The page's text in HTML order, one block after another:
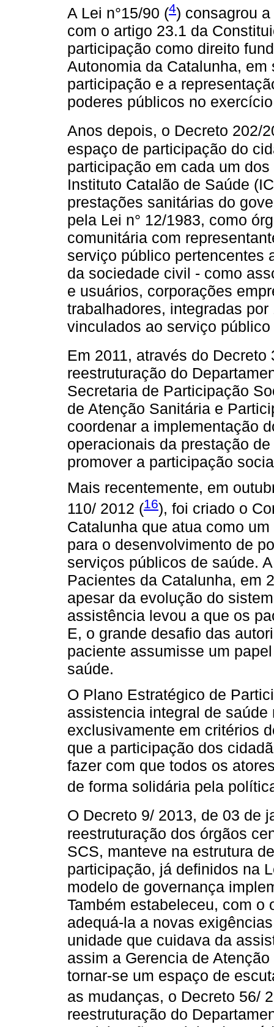
A Lei n°15/90 (4) consagrou
com o artigo 23.1 da
participação como direito
Autonomia da Catalunha,
participação e a
poderes públicos no
Anos depois, o Decreto 202/
espaço de participação do
participação em cada um
Instituto Catalão de Saúde
prestações sanitárias do
pela Lei n° 12/1983, como
comunitária com
serviço público pertencentes
da sociedade civil - como
e usuários, corporações
trabalhadores, integradas
vinculados ao serviço
Em 2011, através do Decreto
reestruturação do
Secretaria de Participação
de Atenção Sanitária e
coordenar a implementação
operacionais da prestação
promover a participação
Mais recentemente, em
110/ 2012 (16), foi criado o
Catalunha que atua como
para o desenvolvimento de
serviços públicos de saúde.
Pacientes da Catalunha, em
apesar da evolução do
assistência levou a que os
E, o grande desafio das
paciente assumisse um
saúde.
O Plano Estratégico de
assistencia integral de
exclusivamente em critérios
que a participação dos
fazer com que todos os
de forma solidária pela
O Decreto 9/ 2013, de 03 de
reestruturação dos órgãos
SCS, manteve na estrutura
participação, já definidos na
modelo de governança
Também estabeleceu, com o
adequá-la a novas
unidade que cuidava da
assim a Gerencia de
tornar-se um espaço de
as mudanças, o Decreto 56/
reestruturação do